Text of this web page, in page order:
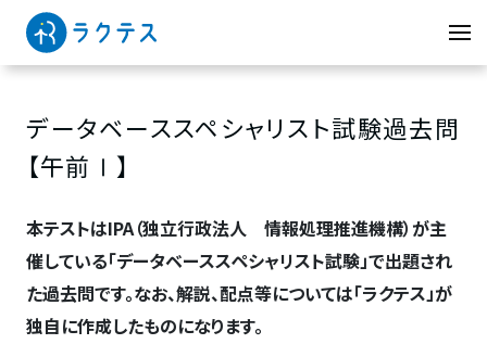
データベーススペシャリスト試験過去問
【午前Ⅰ】
本テストはIPA（独立行政法人 情報処理推進機構）が主
催している「データベーススペシャリスト試験」で出題され
た過去問です。なお、解説、配点等については「ラクテス」が
独自に作成したものになります。